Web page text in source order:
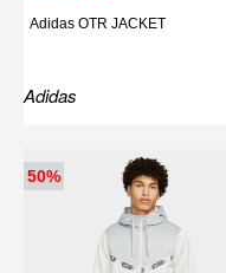
Adidas OTR JACKET
Adidas
50%